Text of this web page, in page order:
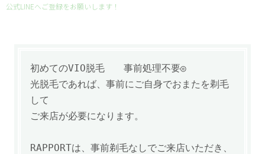
公式LINEへご登録をお願いします！
初めてのVIO脱毛 事前処理不要◎
光脱毛であれば、事前にご自身でおまたを剃毛
して
ご来店が必要になります。
RAPPORTは、事前剃毛なしでご来店いただき、